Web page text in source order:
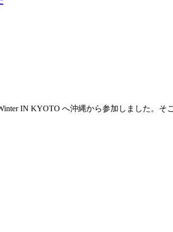
IN KYOTO へ沖縄から参加しました。そ